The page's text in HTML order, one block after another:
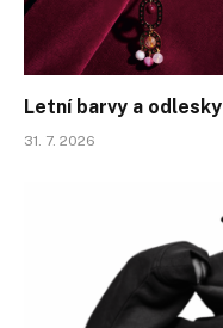
Letní barvy a odlesky
31. 7. 2026